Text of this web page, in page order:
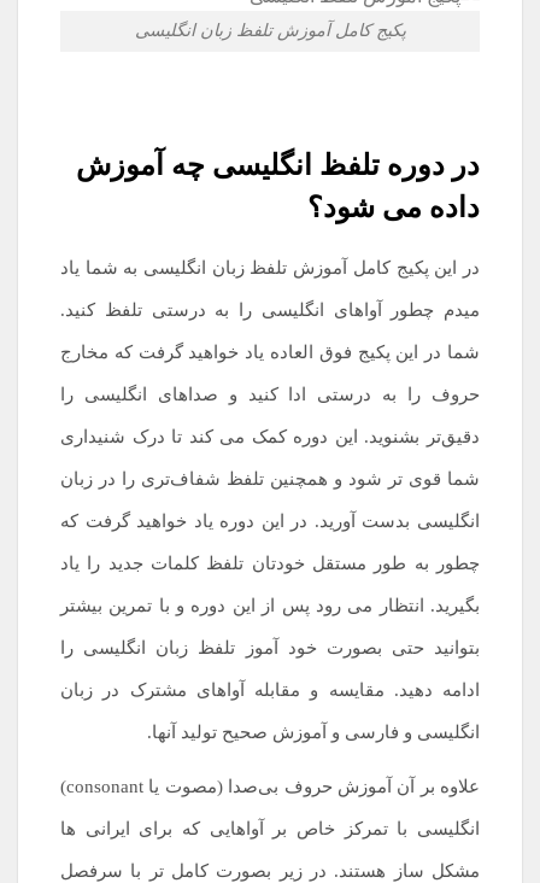
پکیج کامل آموزش تلفظ زبان انگلیسی
در دوره تلفظ انگلیسی چه آموزش
داده می شود؟
در این پکیج کامل آموزش تلفظ زبان انگلیسی به شما یاد
میدم چطور آواهای انگلیسی را به درستی تلفظ کنید.
شما در این پکیج فوق العاده یاد خواهید گرفت که مخارج
حروف را به درستی ادا کنید و صداهای انگلیسی را
دقیق‌تر بشنوید. این دوره کمک می کند تا درک شنیداری
شما قوی تر شود و همچنین تلفظ شفاف‌تری را در زبان
انگلیسی بدست آورید. در این دوره یاد خواهید گرفت که
چطور به طور مستقل خودتان تلفظ کلمات جدید را یاد
بگیرید. انتظار می رود پس از این دوره و با تمرین بیشتر
بتوانید حتی بصورت خود آموز تلفظ زبان انگلیسی را
ادامه دهید. مقایسه و مقابله آواهای مشترک در زبان
انگلیسی و فارسی و آموزش صحیح تولید آنها.
علاوه بر آن آموزش حروف بی‌صدا (مصوت یا consonant)
انگلیسی با تمرکز خاص بر آواهایی که برای ایرانی ها
مشکل ساز هستند. در زیر بصورت کامل تر با سرفصل